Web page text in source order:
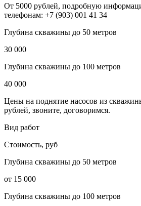
От 5000 рублей, подробную
телефонам: +7 (903) 001 41 34
Глубина скважины до 50 метров
30 000
Глубина скважины до 100 метров
40 000
Цены на поднятие насосов из
рублей, звоните, договоримся.
Вид работ
Стоимость, руб
Глубина скважины до 50 метров
от 15 000
Глубина скважины до 100 метров